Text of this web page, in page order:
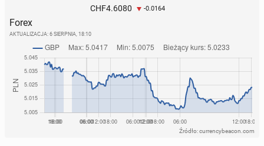
CHF4.6080 -0.0164
Forex
AKTUALIZACJA: 6 SIERPNIA, 18:10
Źródło: currencybeacon.com